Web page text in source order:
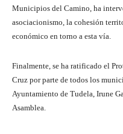
Municipios del Camino, ha
asociacionismo, la cohesión
económico en torno a esta vía.
Finalmente, se ha ratificado el
Cruz por parte de todos los
Ayuntamiento de Tudela, Irune
Asamblea.